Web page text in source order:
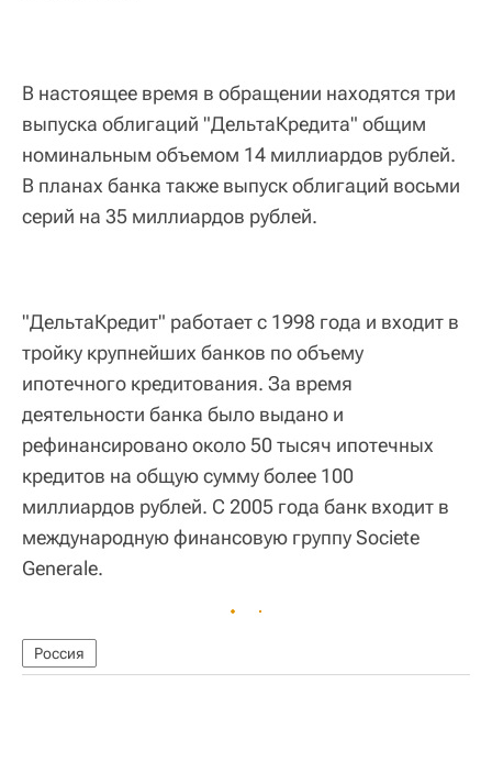
В настоящее время в обращении находятся три
выпуска облигаций "ДельтаКредита" общим
номинальным объемом 14 миллиардов рублей.
В планах банка также выпуск облигаций восьми
серий на 35 миллиардов рублей.
"ДельтаКредит" работает с 1998 года и входит в
тройку крупнейших банков по объему
ипотечного кредитования. За время
деятельности банка было выдано и
рефинансировано около 50 тысяч ипотечных
кредитов на общую сумму более 100
миллиардов рублей. С 2005 года банк входит в
международную финансовую группу Societe
Generale.
Россия